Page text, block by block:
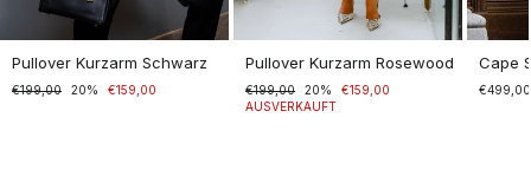
Pullover Kurzarm Schwarz
Normaler
€199,00
Sonderpreis20% €159,00
Pullover Kurzarm Rosewood
Normaler
Preis
€199,00
Sonderpreis20%
€159,00
AUSVERKAUFT
Cape
€499,00